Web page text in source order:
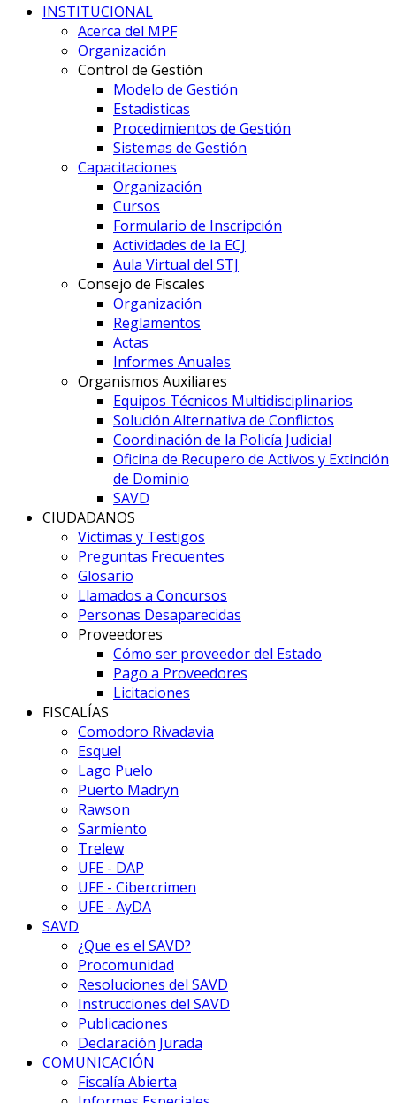
INSTITUCIONAL
Acerca del MPF
Organización
Control de Gestión
Modelo de Gestión
Estadisticas
Procedimientos de Gestión
Sistemas de Gestión
Capacitaciones
Organización
Cursos
Formulario de Inscripción
Actividades de la ECJ
Aula Virtual del STJ
Consejo de Fiscales
Organización
Reglamentos
Actas
Informes Anuales
Organismos Auxiliares
Equipos Técnicos Multidisciplinarios
Solución Alternativa de Conflictos
Coordinación de la Policía Judicial
Oficina de Recupero de Activos y Extinción
de Dominio
SAVD
CIUDADANOS
Victimas y Testigos
Preguntas Frecuentes
Glosario
Llamados a Concursos
Personas Desaparecidas
Proveedores
Cómo ser proveedor del Estado
Pago a Proveedores
Licitaciones
FISCALÍAS
Comodoro Rivadavia
Esquel
Lago Puelo
Puerto Madryn
Rawson
Sarmiento
Trelew
UFE - DAP
UFE - Cibercrimen
UFE - AyDA
SAVD
¿Que es el SAVD?
Procomunidad
Resoluciones del SAVD
Instrucciones del SAVD
Publicaciones
Declaración Jurada
COMUNICACIÓN
Fiscalía Abierta